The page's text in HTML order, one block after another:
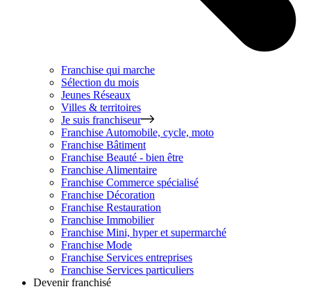
Franchise qui marche
Sélection du mois
Jeunes Réseaux
Villes & territoires
Je suis franchiseur
Franchise Automobile, cycle, moto
Franchise Bâtiment
Franchise Beauté - bien être
Franchise Alimentaire
Franchise Commerce spécialisé
Franchise Décoration
Franchise Restauration
Franchise Immobilier
Franchise Mini, hyper et supermarché
Franchise Mode
Franchise Services entreprises
Franchise Services particuliers
Devenir franchisé